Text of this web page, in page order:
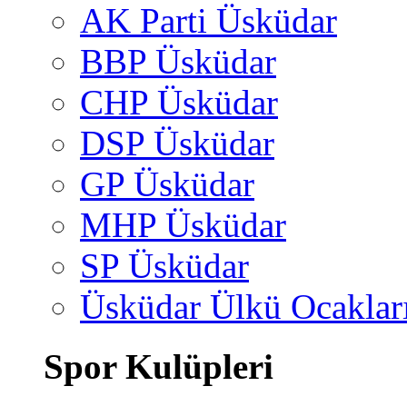
AK Parti Üsküdar
BBP Üsküdar
CHP Üsküdar
DSP Üsküdar
GP Üsküdar
MHP Üsküdar
SP Üsküdar
Üsküdar Ülkü
Spor Kulüpleri